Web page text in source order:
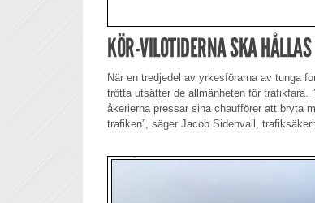
KÖR-VILOTIDERNA SKA
När en tredjedel av yrkesförarna av tunga
trötta utsätter de allmänheten för trafikfara.
åkerierna pressar sina chaufförer att bryta
trafiken”, säger Jacob Sidenvall,